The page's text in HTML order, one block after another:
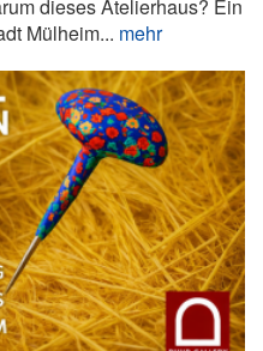
dieses Atelierhaus? Ein
Mülheim... mehr